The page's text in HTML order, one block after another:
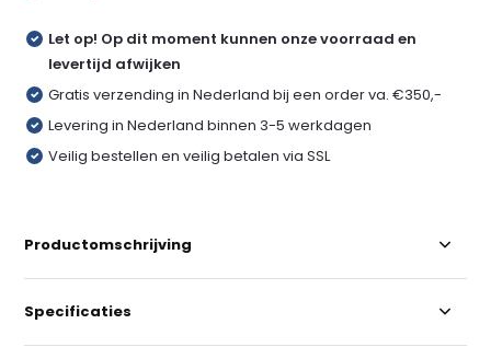
Let op! Op dit moment kunnen onze voorraad en
levertijd afwijken
Gratis verzending in Nederland bij een order va. €350,-
Levering in Nederland binnen 3-5 werkdagen
Veilig bestellen en veilig betalen via SSL
Productomschrijving
Specificaties